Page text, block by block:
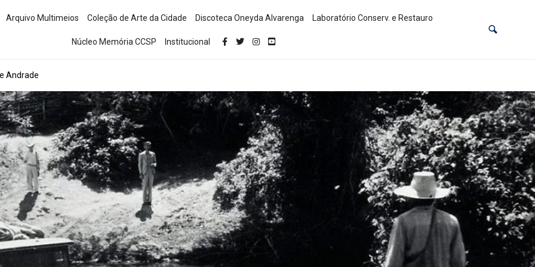
Arquivo Multimeios Coleção de Arte da Cidade Discoteca Oneyda Alvarenga Laboratório Conserv. e Restauro
Núcleo Memória CCSP Institucional
Andrade